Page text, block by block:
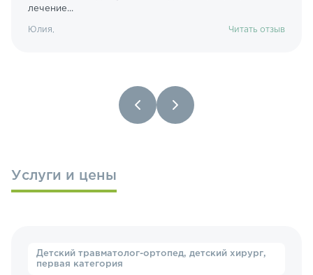
лечение...
Юлия, Читать отзыв
Услуги и цены
Детский травматолог-ортопед, детский хирург,
первая категория